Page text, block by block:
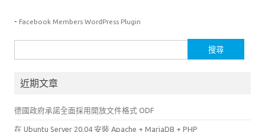
- Facebook Members WordPress Plugin
尋
鍵近期文章
德國政府承諾全面採用開放文件格式 ODF
在 Ubuntu Server 20.04 安裝 Apache + MariaDB + PHP